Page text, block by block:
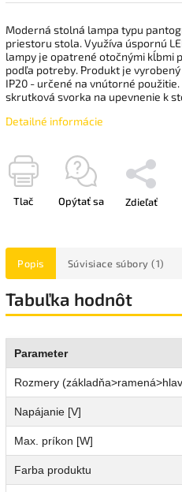
Moderná stolná lampa typu
priestoru stola. Využíva úspornú
lampy je opatrené otočnými kĺbmi
podľa potreby. Produkt je
IP20 - určené na vnútorné
skrutková svorka na upevnenie k
Detailné informácie
Tlač Opýtať sa Zdieľať
Popis Súvisiace súbory (1)
Tabuľka hodnôt
Parameter
Rozmery
Napájanie [V]
Max. príkon [W]
Farba produktu